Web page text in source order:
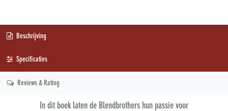
Beschrijving
Specificaties
Reviews & Rating
In dit boek laten de Blendbrothers hun passie voor